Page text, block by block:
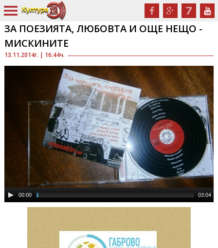
13.11.2014г. | 16:44ч.
ЗА ПОЕЗИЯТА, ЛЮБОВТА И ОЩЕ НЕЩО -
МИСКИНИТЕ
00:00 03:04